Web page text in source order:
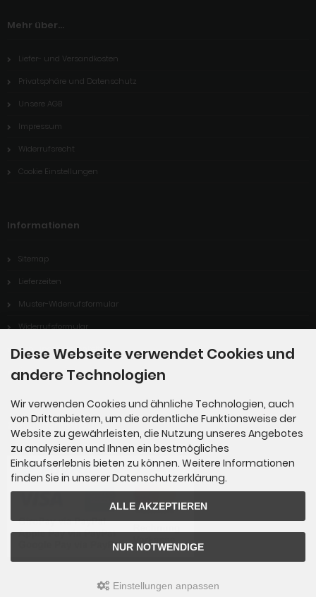
Mehr über...
Liefer- und Versandkosten
Privatsphäre und Datenschutz
Unsere AGB
Impressum
Widerrufsrecht
Cookie Einstellungen
Informationen
Sitemap
Lieferzeiten
Muster-Widerrufsformular
Widerrufsformular
Zahlungsmöglichkeiten
Über uns
Zahlungsmethoden
Diese Webseite verwendet Cookies und
andere Technologien
Wir verwenden Cookies und ähnliche Technologien, auch
von Drittanbietern, um die ordentliche Funktionsweise der
Website zu gewährleisten, die Nutzung unseres Angebotes
zu analysieren und Ihnen ein bestmögliches
Einkaufserlebnis bieten zu können. Weitere Informationen
finden Sie in unserer Datenschutzerklärung.
ALLE AKZEPTIEREN
NUR NOTWENDIGE
Einstellungen anpassen